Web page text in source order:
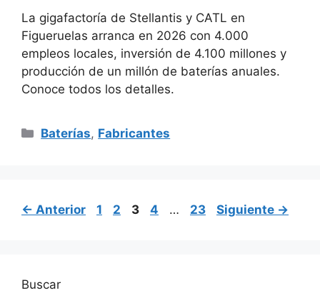
La gigafactoría de Stellantis y CATL en
Figueruelas arranca en 2026 con 4.000
empleos locales, inversión de 4.100 millones y
producción de un millón de baterías anuales.
Conoce todos los detalles.
Categorías
Baterías, Fabricantes
← Anterior Página
1 Página
2 Página
3 Página
4 … Página
23 Siguiente →
Buscar